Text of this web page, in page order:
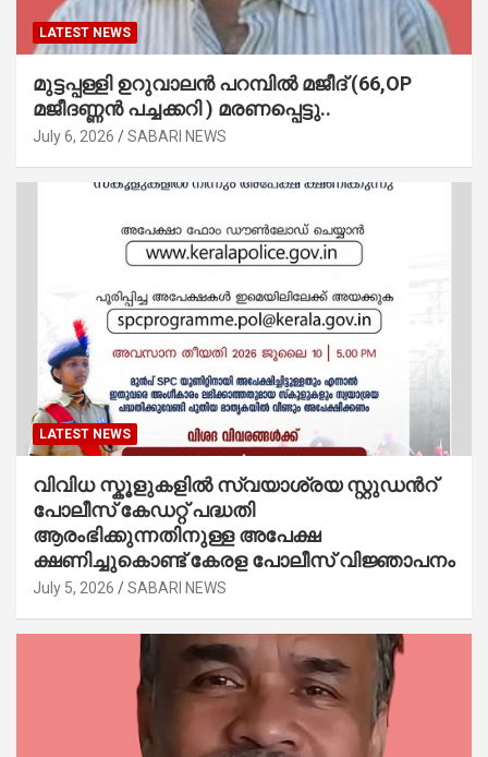
LATEST NEWS
മുട്ടപ്പള്ളി ഉറുവാലൻ പറമ്പിൽ മജീദ് (66,OP
മജീദണ്ണൻ പച്ചക്കറി ) മരണപ്പെട്ടു..
July 6, 2026 SABARI NEWS
LATEST NEWS
വിവിധ സ്കൂളുകളില്‍ സ്വയാശ്രയ സ്റ്റുഡന്‍റ്
പോലീസ് കേഡറ്റ് പദ്ധതി
ആരംഭിക്കുന്നതിനുള്ള അപേക്ഷ
ക്ഷണിച്ചുകൊണ്ട് കേരള പോലീസ് വിജ്ഞാപനം
July 5, 2026 SABARI NEWS